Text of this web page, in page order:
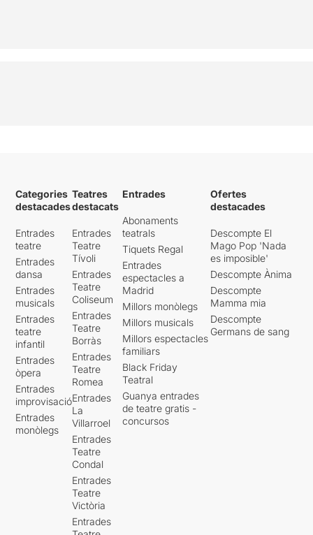
Categories
destacades
Entrades
teatre
Entrades
dansa
Entrades
musicals
Entrades
teatre
infantil
Entrades
òpera
Entrades
improvisació
Entrades
monòlegs
Teatres
destacats
Entrades
Teatre
Tívoli
Entrades
Teatre
Coliseum
Entrades
Teatre
Borràs
Entrades
Teatre
Romea
Entrades
La
Villarroel
Entrades
Teatre
Condal
Entrades
Teatre
Victòria
Entrades
Entrades
Abonaments
teatrals
Tiquets Regal
Entrades
espectacles a
Madrid
Millors monòlegs
Millors musicals
Millors espectacles
familiars
Black Friday
Teatral
Guanya entrades
de teatre gratis -
concursos
Ofertes
destacades
Descompte El
Mago Pop 'Nada
es imposible'
Descompte Ànima
Descompte
Mamma mia
Descompte
Germans de sang